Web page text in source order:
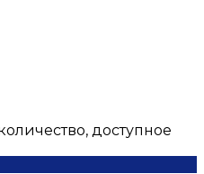
доступное